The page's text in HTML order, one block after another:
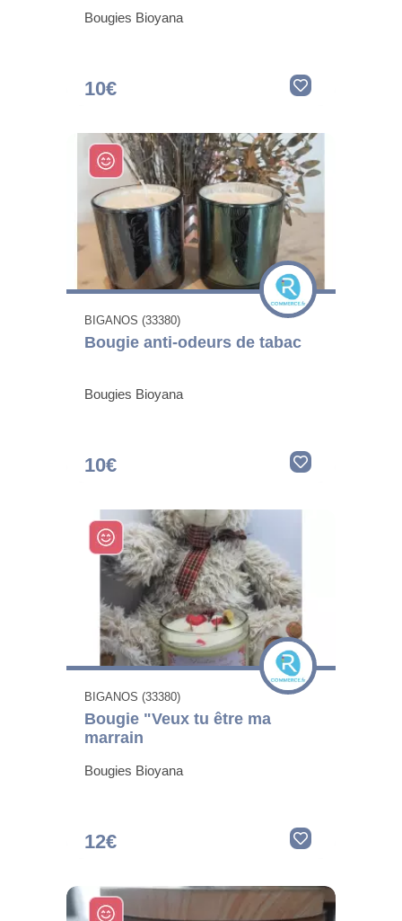
Bougies Bioyana
10€
BIGANOS (33380)
Bougie anti-odeurs de tabac
Bougies Bioyana
10€
BIGANOS (33380)
Bougie "Veux tu être ma
marrain
Bougies Bioyana
12€